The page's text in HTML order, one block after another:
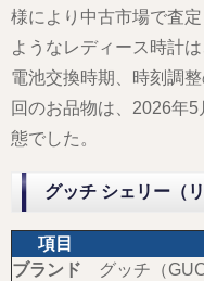
様により中古市場で査
ようなレディース時計
電池交換時期、時刻調
回のお品物は、2026年
態でした。
グッチ シェリー（
項目
ブランド
グッチ（